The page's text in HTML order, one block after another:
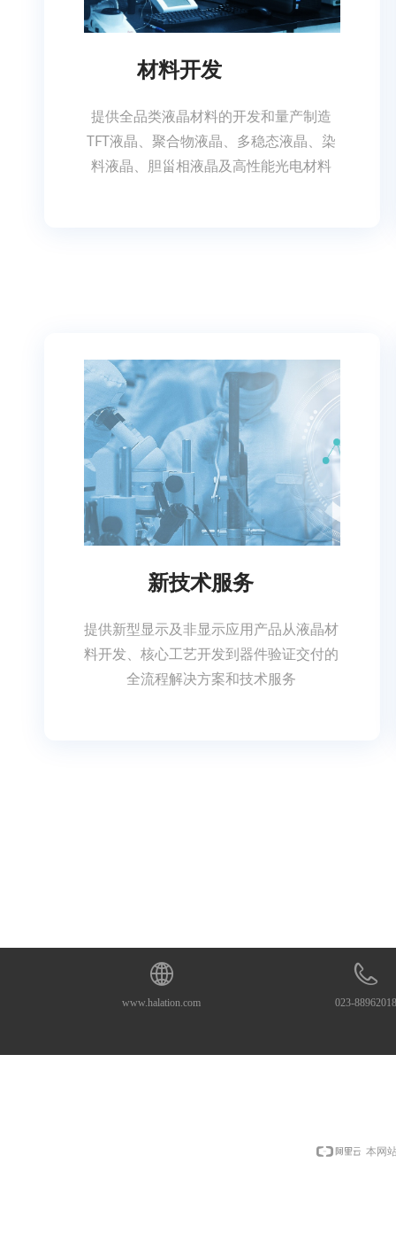
材料开发
提供全品类液晶材料的开发和量产制造
TFT液晶、聚合物液晶、多稳态液晶、染
料液晶、胆甾相液晶及高性能光电材料
提供新型显示及非显示应用产品从液晶材
料开发、核心工艺开发到器件验证交付的
全流程解决方案和技术服务
新技术服务
www.halation.com 023-
本网